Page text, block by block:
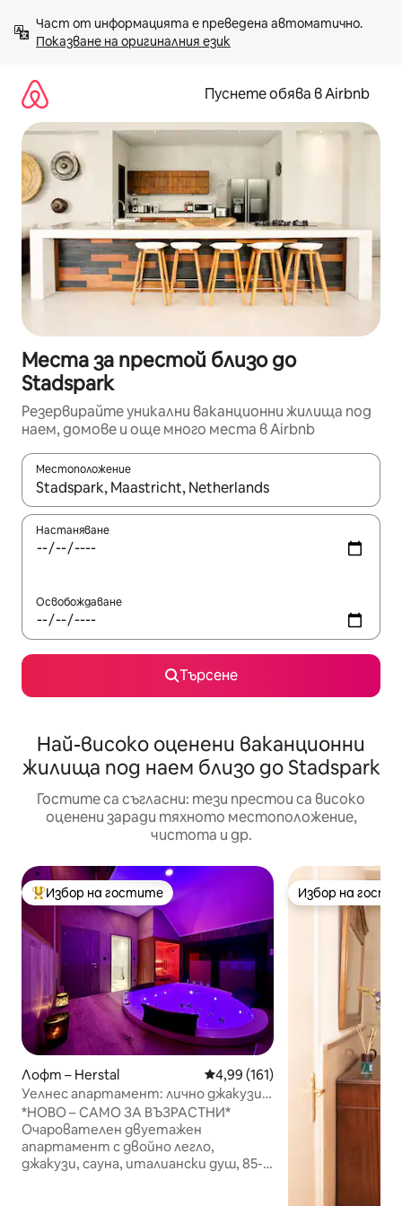
към
съдържанието
Показване на оригиналния език
Пуснете обява в Airbnb
Места за престой близо до
Stadspark
Резервирайте уникални ваканционни жилища под
наем, домове и още много места в Airbnb
Местоположение
Когато резултатите се покажат, използвайте
Настаняване
Освобождаване
Търсене
Най-високо оценени ваканционни
жилища под наем близо до Stadspark
Гостите са съгласни: тези престои са високо
оценени заради тяхното местоположение,
чистота и др.
Най-популярен избор на гостите
Избор на гостите
Лофт – Herstal Средна оценка: 4,99 от 5,
4,99 (161)
Уелнес апартамент: лично джакузи и
сауна
*НОВО – САМО ЗА ВЪЗРАСТНИ*
Очарователен двуетажен
апартамент с двойно легло,
джакузи, сауна, италиански душ, 85-
Избор на
Избор на